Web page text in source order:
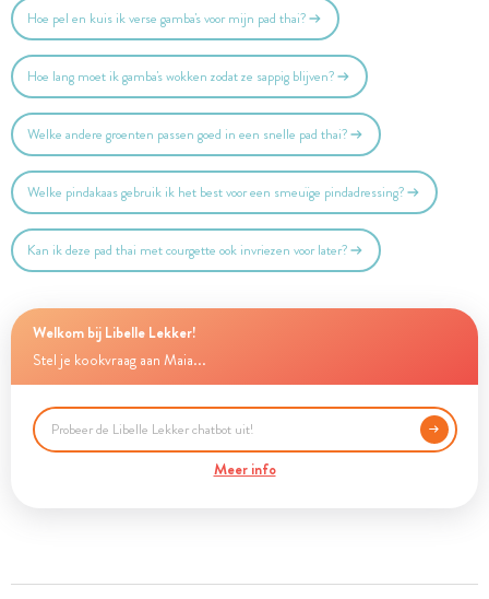
Hoe pel en kuis ik verse gamba's voor mijn pad thai?
Hoe lang moet ik gamba's wokken zodat ze sappig blijven?
Welke andere groenten passen goed in een snelle pad thai?
Welke pindakaas gebruik ik het best voor een smeuïge pindadressing?
Kan ik deze pad thai met courgette ook invriezen voor later?
Welkom bij Libelle Lekker!
Stel je kookvraag aan Maia...
Meer info